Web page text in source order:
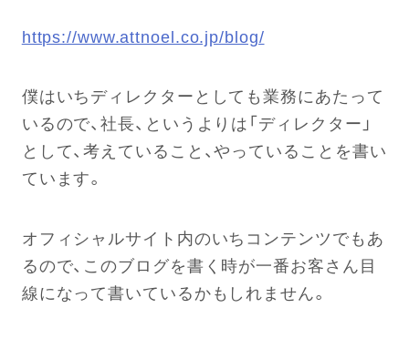
https://www.attnoel.co.jp/blog/
僕はいちディレクターとしても業務にあたって
いるので、社長、というよりは「ディレクター」
として、考えていること、やっていることを書い
ています。
オフィシャルサイト内のいちコンテンツでもあ
るので、このブログを書く時が一番お客さん目
線になって書いているかもしれません。